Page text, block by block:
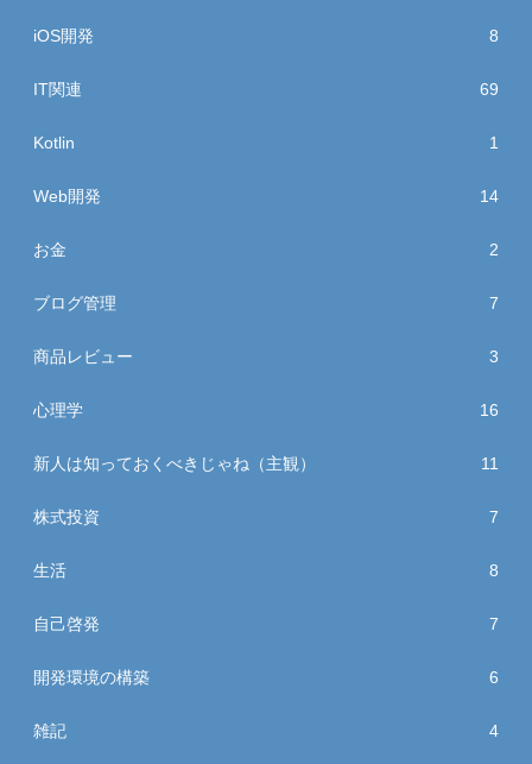
iOS開発 8
IT関連 69
Kotlin 1
Web開発 14
お金 2
ブログ管理 7
商品レビュー 3
心理学 16
新人は知っておくべきじゃね（主観） 11
株式投資 7
生活 8
自己啓発 7
開発環境の構築 6
雑記 4